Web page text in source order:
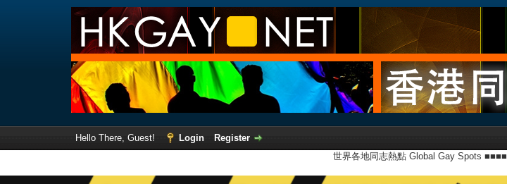
Hello There, Guest! Login
Register
世界各地同志熱點 Global Gay Spots ■■■■